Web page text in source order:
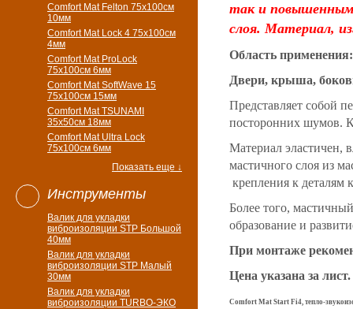
Comfort Mat Felton 75х100см
10мм
Comfort Mat Lock 4 75х100см
4мм
Comfort Mat ProLock
75х100см 6мм
Comfort Mat SoftWave 15
75х100см 15мм
Comfort Mat TSUNAMI
35х50см 18мм
Comfort Mat Ultra Lock
75х100см 6мм
Показать еще ↓
Инструменты
Валик для укладки
виброизоляции STP Большой
40мм
Валик для укладки
виброизоляции STP Малый
30мм
Валик для укладки
виброизоляции TURBO-ЭКО
так и
слоя. Материал,
Область применения:
Двери, крыша,
Представляет собой
посторонних шумов.
Материал эластичен,
мастичного слоя из
крепления к
Более того,
образование и
При монтаже
Цена указана за лист.
Comfort Mat Start Fi4, тепло-